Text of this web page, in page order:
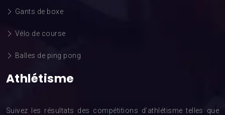
Gants de boxe
Vélo de course
Balles de ping pong
Athlétisme
Suivez les résultats des compétitions d’athlétisme telles que